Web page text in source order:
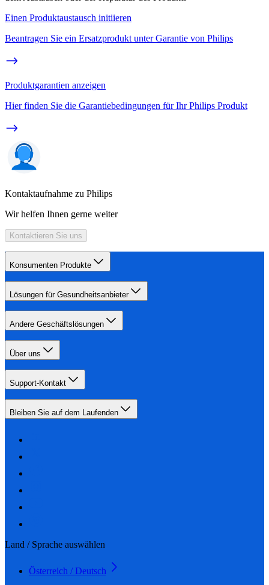
Einen Produktaustausch initiieren
Beantragen Sie ein Ersatzprodukt unter Garantie von Philips
Produktgarantien anzeigen
Hier finden Sie die Garantiebedingungen für Ihr Philips Produkt
Kontaktaufnahme zu Philips
Wir helfen Ihnen gerne weiter
Kontaktieren Sie uns
Konsumenten Produkte
Lösungen für Gesundheitsanbieter
Andere Geschäftslösungen
Über uns
Support-Kontakt
Bleiben Sie auf dem Laufenden
Land / Sprache auswählen
Österreich / Deutsch